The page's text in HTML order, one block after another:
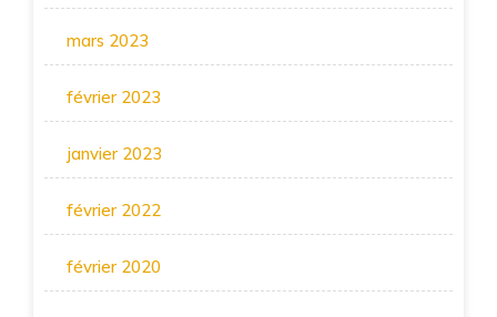
mars 2023
février 2023
janvier 2023
février 2022
février 2020